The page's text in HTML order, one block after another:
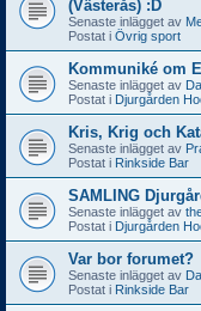
(Västerås) :D
Senaste inlägget av
Postat i Övrig sport
Kommuniké om
Senaste inlägget av
Postat i Djurgården
Kris, Krig och
Senaste inlägget av
Postat i Rinkside Bar
SAMLING
Senaste inlägget av
Postat i Djurgården
Var bor forumet?
Senaste inlägget av
Postat i Rinkside Bar